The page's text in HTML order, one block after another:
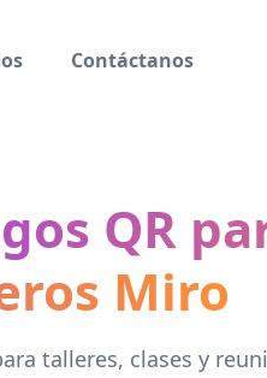
Contáctanos
QR
Miro
talleres, clases y